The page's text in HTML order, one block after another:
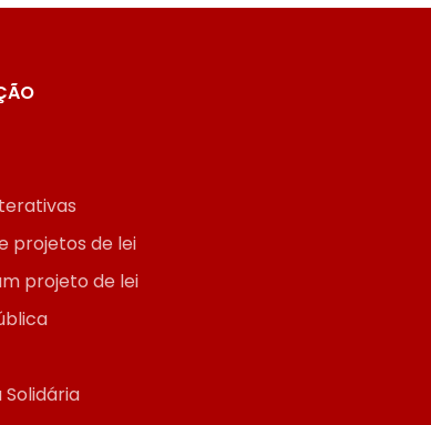
projetos de lei
projeto de lei